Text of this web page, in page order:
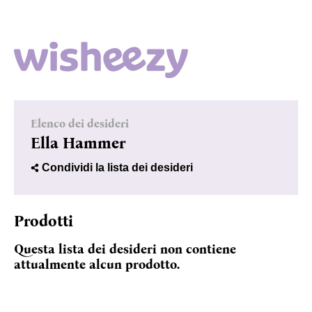
Elenco dei desideri
Ella Hammer
Condividi la lista dei desideri
Prodotti
Questa lista dei desideri non contiene
attualmente alcun prodotto.